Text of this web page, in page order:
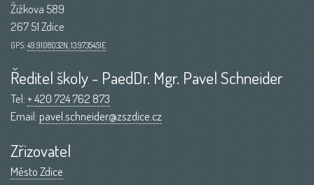
Žižkova 589
267 51 Zdice
GPS: 49.9108032N, 13.9735451E
Ředitel školy - PaedDr. Mgr. Pavel Schneider
Tel:+ 420 724 762 873
Email:pavel.schneider@zszdice.cz
Zřizovatel
Město Zdice